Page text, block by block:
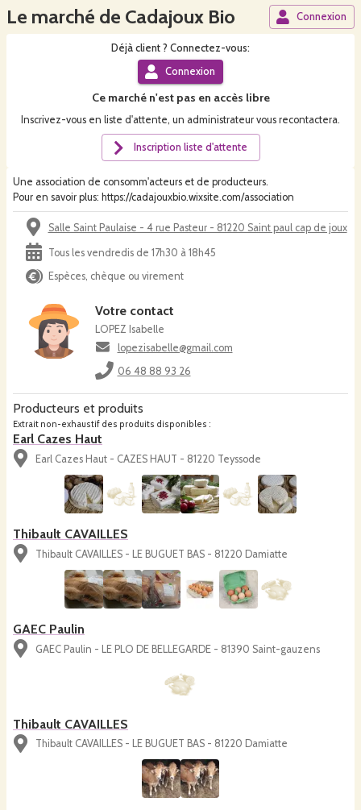
Le marché de Cadajoux Bio Connexion
Déjà client ? Connectez-vous:
Connexion
Ce marchén'est pas en accès libre
Inscrivez-vous en liste d'attente, un administrateur vous recontactera.
Inscription liste d'attente
Une association de consomm'acteurs et de producteurs.
Pour en savoir plus: https://cadajouxbio.wixsite.com/association
Salle Saint Paulaise - 4 rue Pasteur - 81220 Saint paul cap de joux
Tous les vendredis de 17h30 à 18h45
Espèces, chèque ou virement
Votre contact
LOPEZ Isabelle
lopezisabelle@gmail.com
06 48 88 93 26
Producteurs et produits
Extrait non-exhaustif des produits disponibles :
Earl Cazes Haut
Earl Cazes Haut - CAZES HAUT - 81220 Teyssode
Thibault CAVAILLES
Thibault CAVAILLES - LE BUGUET BAS - 81220 Damiatte
GAEC Paulin
GAEC Paulin - LE PLO DE BELLEGARDE - 81390 Saint-gauzens
Thibault CAVAILLES
Thibault CAVAILLES - LE BUGUET BAS - 81220 Damiatte